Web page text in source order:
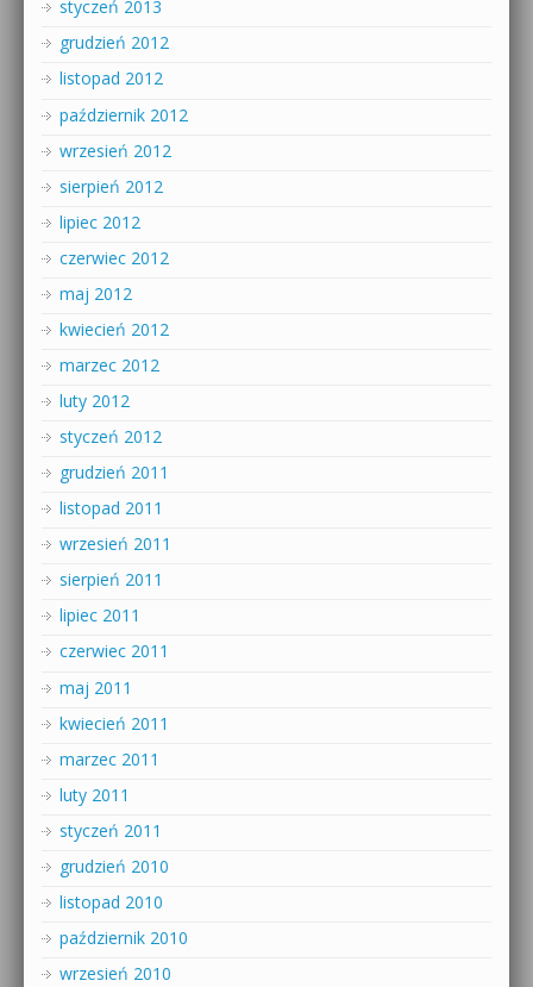
styczeń 2013
grudzień 2012
listopad 2012
październik 2012
wrzesień 2012
sierpień 2012
lipiec 2012
czerwiec 2012
maj 2012
kwiecień 2012
marzec 2012
luty 2012
styczeń 2012
grudzień 2011
listopad 2011
wrzesień 2011
sierpień 2011
lipiec 2011
czerwiec 2011
maj 2011
kwiecień 2011
marzec 2011
luty 2011
styczeń 2011
grudzień 2010
listopad 2010
październik 2010
wrzesień 2010